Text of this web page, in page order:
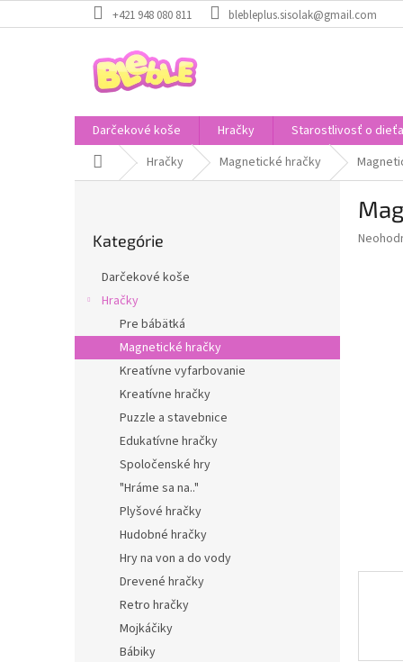
na
+421 948 080 811 blebleplus.sisolak@gmail.com
Darčekové koše Hračky Starostlivosť o dieťa
DomovHračky Magnetické hračky
kategórie
Kategórie
Darčekové koše
Hračky
Pre bábätká
Magnetické hračky
Kreatívne vyfarbovanie
Kreatívne hračky
Puzzle a stavebnice
Edukatívne hračky
Spoločenské hry
"Hráme sa na.."
Plyšové hračky
Hudobné hračky
Hry na von a do vody
Drevené hračky
Retro hračky
Mojkáčiky
Bábiky